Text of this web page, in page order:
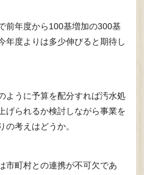
前年度から100基増加の300基
年度よりは多少伸びると期待し
ように予算を配分すれば汚水処
げられるか検討しながら事業を
の考えはどうか。
町村との連携が不可欠であ